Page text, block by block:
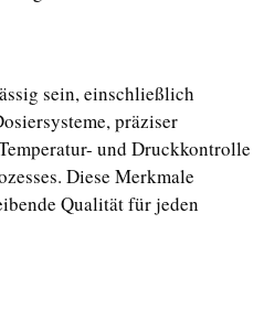
sein, einschließlich
präziser
und Druckkontrolle
Diese Merkmale
Qualität für jeden